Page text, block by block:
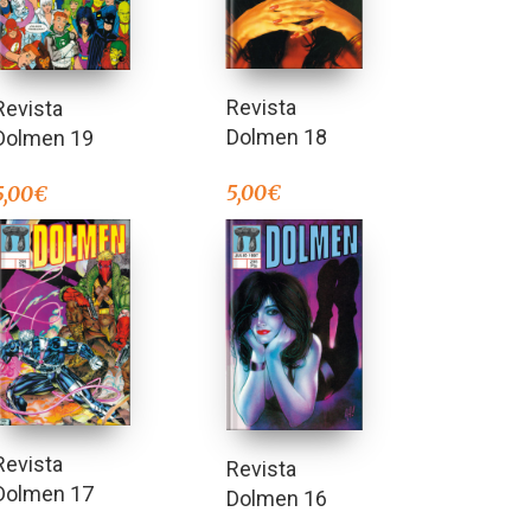
19
€
Revista
Dolmen 18
5,00€
17
Revista
Dolmen 16